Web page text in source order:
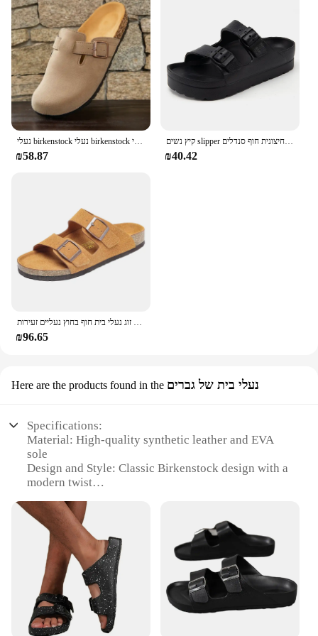
נעלי birkenstock נעלי birkenstock חדש לגברים ולנשים נעלי birkenstock-sandals
₪58.87
קיץ נשים slipper חיצונית חוף סנדלים eva פלטפורמה להעיף flops לבית מגלשות אבזם סנדלים רך עבה סנדלים
₪40.42
סנדלים נשים בקיץ סנדלים לגברים זוג נעלי בית חוף בחוץ נעליים זעירות zapatos hombre עמיד ללא להחליק מקורה נעלי יוקרה
₪96.65
Here are the products found in the נעלי בית של גברים
Specifications:
Material: High-quality synthetic leather and EVA
sole
Design and Style: Classic Birkenstock design with a
modern twist
relaxation
Performance and Property: Durable and comfortable
for all-day wear
Parts and Accessories: Comes with adjustable straps
for a custom fit
Applicable People: Men seeking a stylish and
comfortable footwear option
Features: